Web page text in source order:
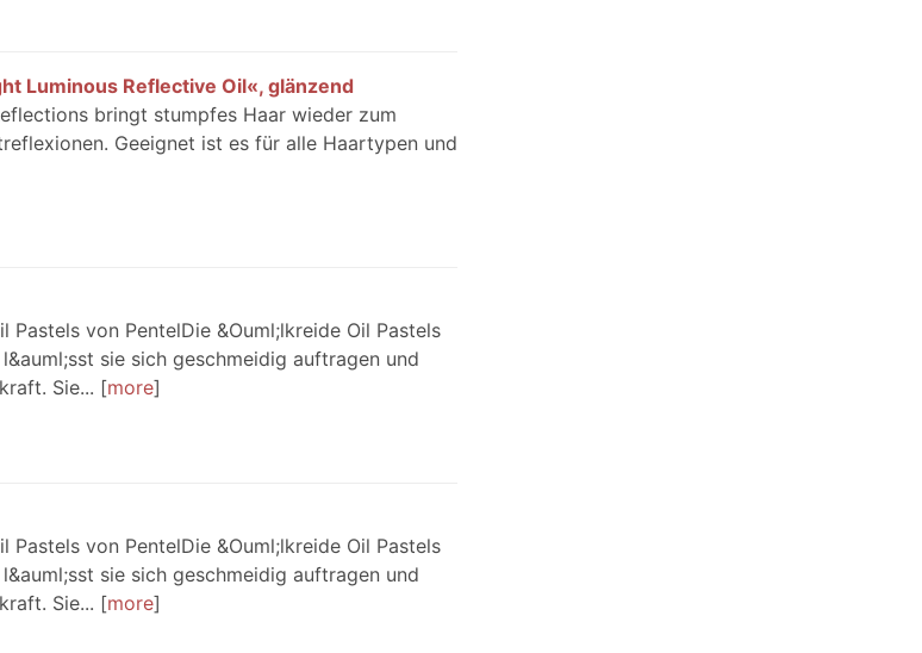
Luminous Reflective Oil«, glänzend
bringt stumpfes Haar wieder zum
Geeignet ist es für alle Haartypen und
von PentelDie &Ouml;lkreide Oil Pastels
sie sich geschmeidig auftragen und
Sie...
more
von PentelDie &Ouml;lkreide Oil Pastels
sie sich geschmeidig auftragen und
Sie...
more